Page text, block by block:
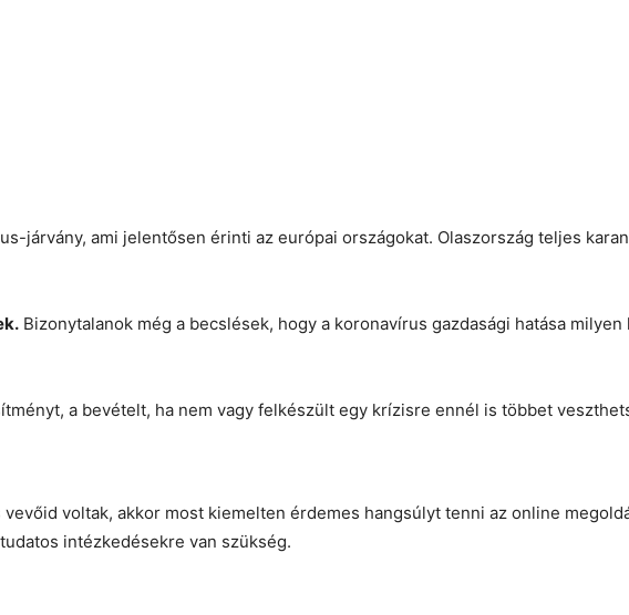
járvány, ami jelentősen érinti az európai országokat. Olaszország teljes
Bizonytalanok még a becslések, hogy a koronavírus gazdasági hatása
a bevételt, ha nem vagy felkészült egy krízisre ennél is többet
voltak, akkor most kiemelten érdemes hangsúlyt tenni az online
intézkedésekre van szükség.